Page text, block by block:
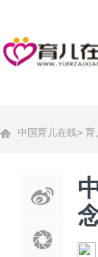
中国育儿在线> 育